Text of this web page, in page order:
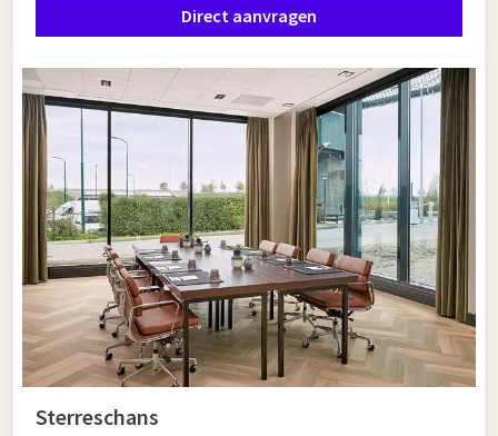
Direct aanvragen
Sterreschans